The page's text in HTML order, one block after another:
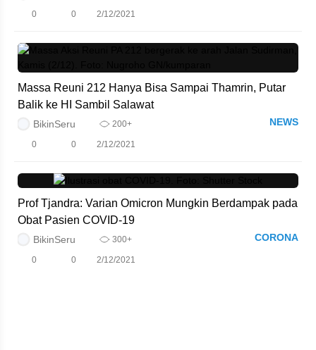
0 0 2/12/2021
Massa Reuni 212 Hanya Bisa Sampai Thamrin, Putar
Balik ke HI Sambil Salawat
BikinSeru 200+ NEWS
0 0 2/12/2021
Prof Tjandra: Varian Omicron Mungkin Berdampak pada
Obat Pasien COVID-19
BikinSeru 300+ CORONA
0 0 2/12/2021